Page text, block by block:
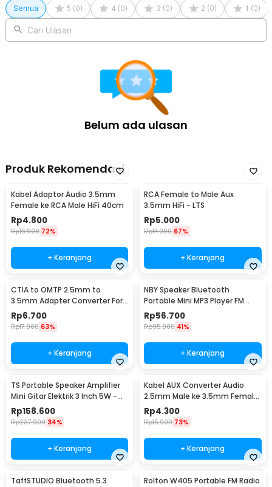
Semua 5 (0) 4 (0) 3 (0) 2 (0) 1 (0)
Cari Ulasan
Belum ada ulasan
Produk Rekomendasi
Kabel Adaptor Audio 3.5mm
Female ke RCA Male HiFi 40cm
Rp4.800
Rp16.900 72%
+ Keranjang
RCA Female to Male Aux
3.5mm HiFi - LTS
Rp5.000
Rp14.900 67%
+ Keranjang
CTIA to OMTP 2.5mm to
3.5mm Adapter Converter For
Sony HTC Earphones
Rp6.700
Rp17.900 63%
+ Keranjang
NBY Speaker Bluetooth
Portable Mini MP3 Player FM
Radio 3W - TD-V26
Rp56.700
Rp95.900 41%
+ Keranjang
TS Portable Speaker Amplifier
Mini Gitar Elektrik 3 Inch 5W -
MA-5
Rp158.600
Rp237.900 34%
+ Keranjang
Kabel AUX Converter Audio
2.5mm Male ke 3.5mm Female
L Shape HiFi 20cm - L44
Rp4.300
Rp15.900 73%
+ Keranjang
TaffSTUDIO Bluetooth 5.3
Rolton W405 Portable FM Radio